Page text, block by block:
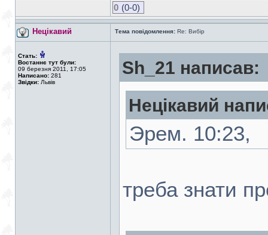
0 (0-0)
Нецікавий Тема повідомлення: Re: Вибір
Стать:
Востаннє тут були:
09 березня 2011, 17:05
Написано: 281
Звідки: Львів
Sh_21 написав:
Нецікавий
Эрем. 10:23,
треба знати